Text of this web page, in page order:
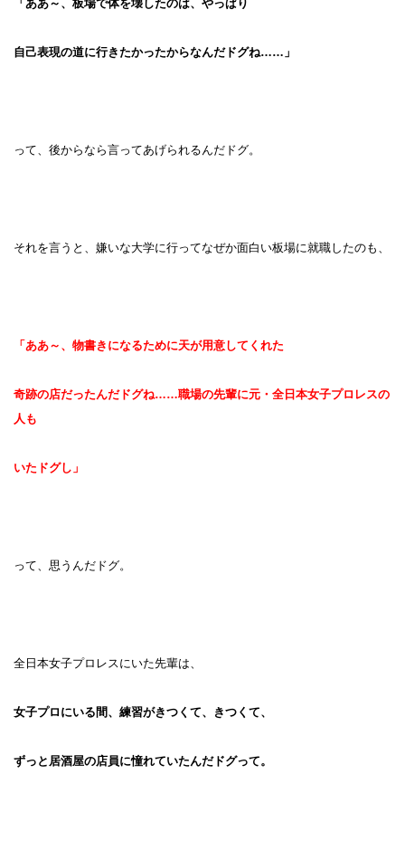
「ああ～、板場で体を壊したのは、やっぱり
自己表現の道に行きたかったからなんだドグね……」
って、後からなら言ってあげられるんだドグ。
それを言うと、嫌いな大学に行ってなぜか面白い板場に就職したのも、
「ああ～、物書きになるために天が用意してくれた
奇跡の店だったんだドグね……職場の先輩に元・全日本女子プロレスの
人も
いたドグし」
って、思うんだドグ。
全日本女子プロレスにいた先輩は、
女子プロにいる間、練習がきつくて、きつくて、
ずっと居酒屋の店員に憧れていたんだドグって。